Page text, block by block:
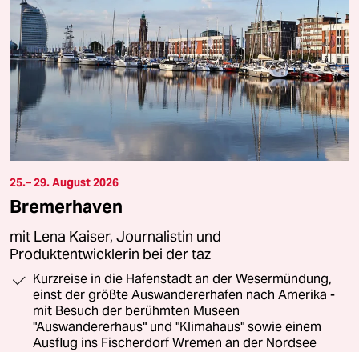
25.– 29. August 2026
Bremerhaven
mit Lena Kaiser, Journalistin und
Produktentwicklerin bei der taz
Kurzreise in die Hafenstadt an der Wesermündung,
einst der größte Auswandererhafen nach Amerika -
mit Besuch der berühmten Museen
"Auswandererhaus" und "Klimahaus" sowie einem
Ausflug ins Fischerdorf Wremen an der Nordsee